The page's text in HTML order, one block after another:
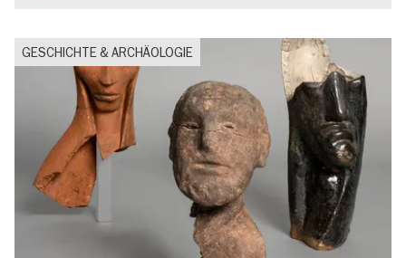
GESCHICHTE & ARCHÄOLOGIE